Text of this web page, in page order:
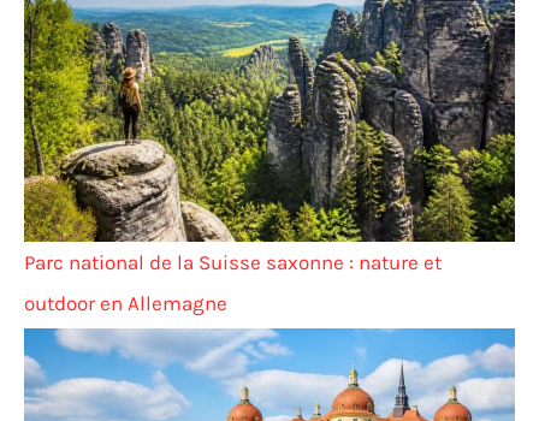
Parc national de la Suisse saxonne : nature et
outdoor en Allemagne